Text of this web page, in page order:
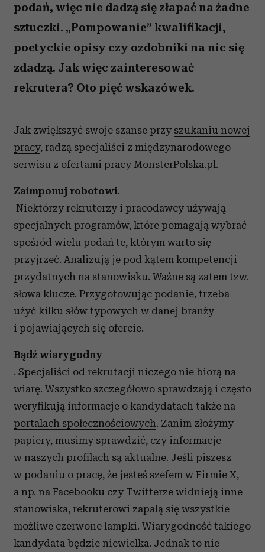
podań, więc nie dadzą się złapać na żadne
sztuczki. „Pompowanie” kwalifikacji,
poetyckie opisy czy ozdobniki na nic się
zdadzą. Jak więc zainteresować
rekrutera? Oto pięć wskazówek.
Jak zwiększyć swoje szanse przy szukaniu nowej
pracy, radzą specjaliści z międzynarodowego
serwisu z ofertami pracy MonsterPolska.pl.
Zaimponuj robotowi.
Niektórzy rekruterzy i pracodawcy używają
specjalnych programów, które pomagają wybrać
spośród wielu podań te, którym warto się
przyjrzeć. Analizują je pod kątem kompetencji
przydatnych na stanowisku. Ważne są zatem tzw.
słowa klucze. Przygotowując podanie, trzeba
użyć kilku słów typowych w danej branży
i pojawiających się ofercie.
Bądź wiarygodny
. Specjaliści od rekrutacji niczego nie biorą na
wiarę. Wszystko szczegółowo sprawdzają i często
weryfikują informacje o kandydatach także na
portalach społecznościowych. Zanim złożymy
papiery, musimy sprawdzić, czy informacje
w naszych profilach są aktualne. Jeśli piszesz
w podaniu o pracę, że jesteś szefem w Firmie X,
a np. na Facebooku czy Twitterze widnieją inne
stanowiska, rekruterowi zapalą się wszystkie
możliwe czerwone lampki. Wiarygodność takiego
kandydata będzie niewielka. Jednak to nie